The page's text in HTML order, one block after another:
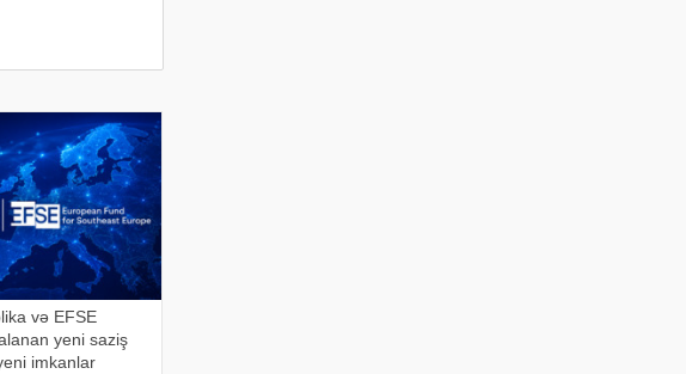
və EFSE
yeni saziş
imkanlar